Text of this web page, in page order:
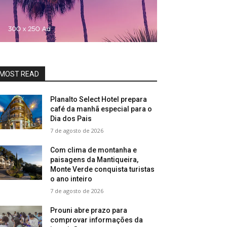
READ
Planalto Select Hotel prepara
café da manhã especial para o
Dia dos Pais
7 de agosto de 2026
Com clima de montanha e
paisagens da Mantiqueira,
Monte Verde conquista turistas
o ano inteiro
7 de agosto de 2026
Prouni abre prazo para
comprovar informações da